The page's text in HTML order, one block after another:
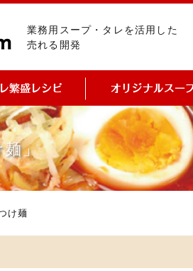
業務用スープ・タレを活用した
売れる開発
麺」
け麺